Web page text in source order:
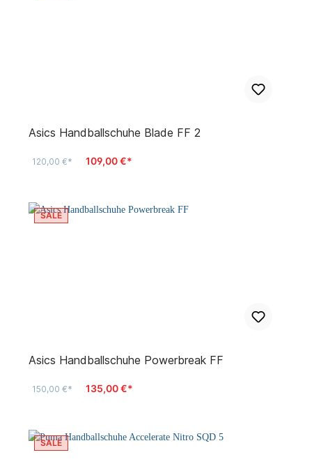
Asics Handballschuhe Blade FF 2
120,00 €* 109,00 €*
SALE
Asics Handballschuhe Powerbreak FF
150,00 €* 135,00 €*
SALE